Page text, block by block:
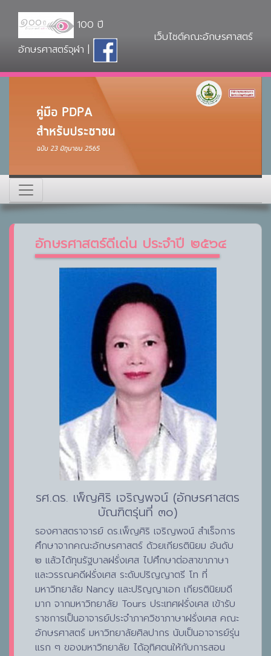
100 ปี
อักษรศาสตร์จุฬา |
เว็บไซต์คณะอักษรศาสตร์
อักษรศาสตร์ดีเด่น ประจำปี ๒๕๖๔
รศ.ดร. เพ็ญศิริ เจริญพจน์ (อักษรศาสตร
บัณฑิตรุ่นที่ ๓๐)
รองศาสตราจารย์ ดร.เพ็ญศิริ เจริญพจน์ สำเร็จการ
ศึกษาจากคณะอักษรศาสตร์ ด้วยเกียรตินิยม อันดับ
๒ แล้วได้ทุนรัฐบาลฝรั่งเศส ไปศึกษาต่อสาขาภาษา
และวรรณคดีฝรั่งเศส ระดับปริญญาตรี โท ที่
มหาวิทยาลัย Nancy และปริญญาเอก เกียรตินิยมดี
มาก จากมหาวิทยาลัย Tours ประเทศฝรั่งเศส เข้ารับ
ราชการเป็นอาจารย์ประจำภาควิชาภาษาฝรั่งเศส คณะ
อักษรศาสตร์ มหาวิทยาลัยศิลปากร นับเป็นอาจารย์รุ่น
แรก ๆ ของมหาวิทยาลัย ได้อุทิศตนให้กับการสอน